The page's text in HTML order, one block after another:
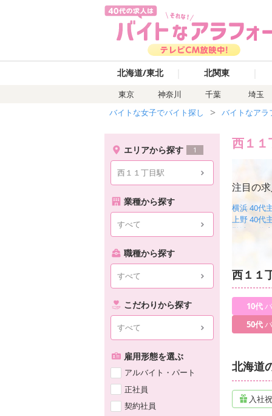
北海道/東北 北関東
東京 神奈川 千葉
埼玉
バイトな女子でバイト探し
バイトなアラ
エリアから探す 1
西１１丁目駅
業種から探す
すべて
職種から探す
すべて
こだわりから探す
すべて
雇用形態を選ぶ
アルバイト・パート
正社員
契約社員
西１
注目の
横浜 40代
上野 40代
難波 40代
西１１
10代
50代
北海道
入社